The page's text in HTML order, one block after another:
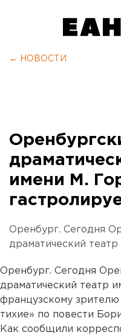
← НОВОСТИ
имени М.
Оренбург. Сегодня
драматический
Оренбург. Сегодня
драматический театр
французскому зрителю
тихие» по повести
Как сообщили